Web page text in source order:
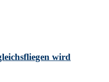
wird